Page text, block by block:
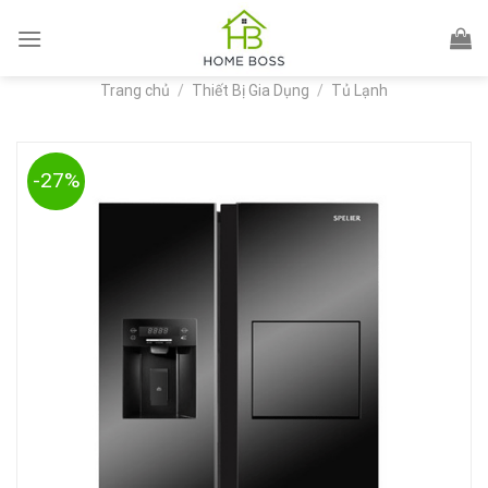
Trang chủ / Thiết Bị Gia Dụng / Tủ Lạnh
-27%